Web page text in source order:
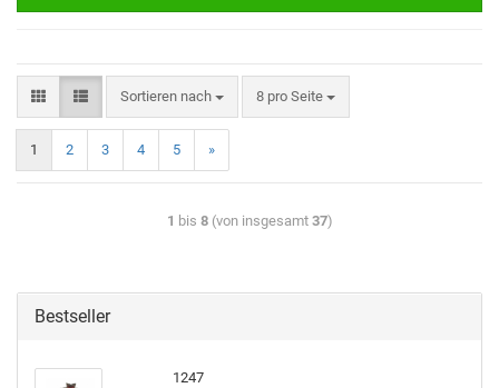
Sortieren nach 8 pro Seite
1 2 3 4 5 »
1 bis 8(von insgesamt 37)
Bestseller
1247